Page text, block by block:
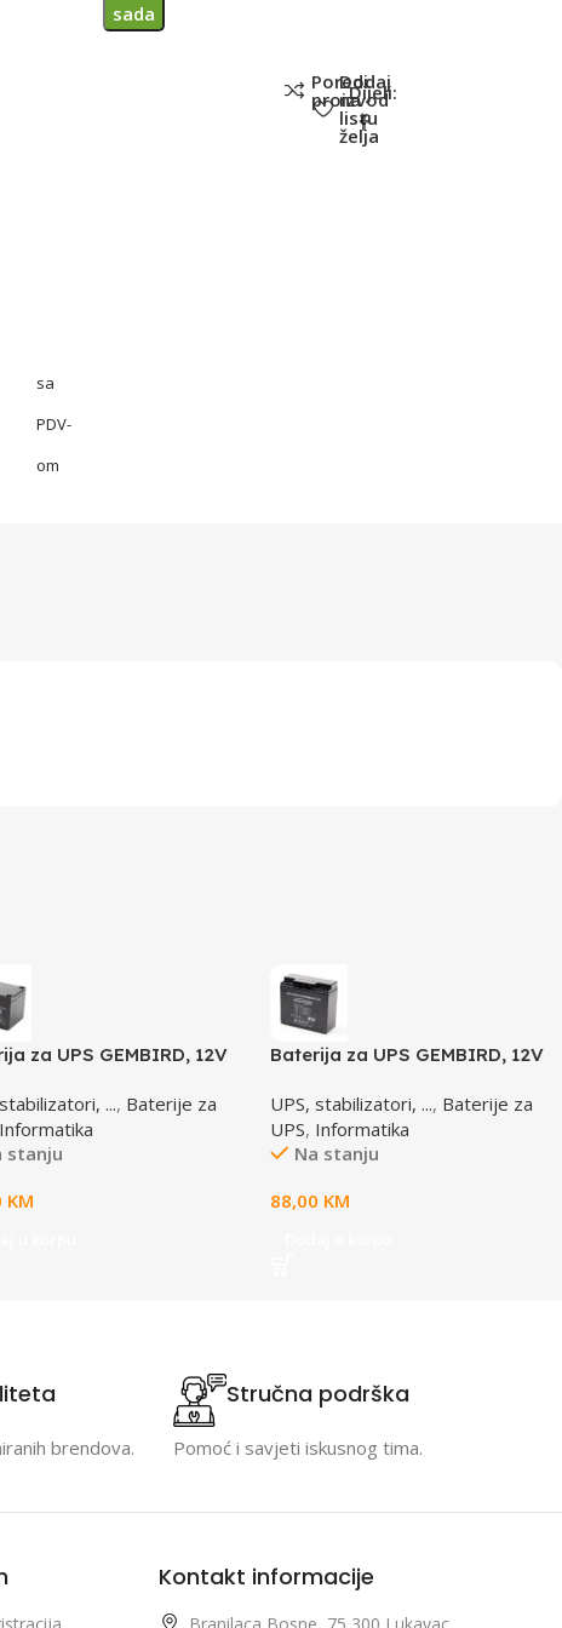
sa
PDV-
om
sada
Poredi
proizvod
Dodaj
na
listu
želja
Dijeli:
za UPS GEMBIRD, 12V
..., Baterije za
Informatika
stanju
KM
Baterija za UPS GEMBIRD, 12V
UPS, stabilizatori, ..., Baterije za
UPS, Informatika
Na stanju
88,00 KM
brendova.
Stručna podrška
Pomoć i savjeti iskusnog tima.
Kontakt informacije